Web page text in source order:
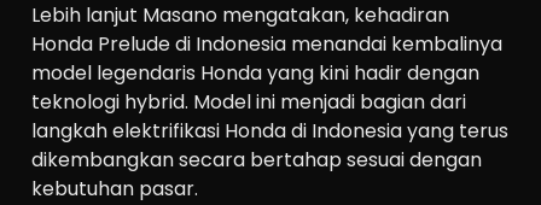
Lebih lanjut Masano mengatakan, kehadiran
Honda Prelude di Indonesia menandai kembalinya
model legendaris Honda yang kini hadir dengan
teknologi hybrid. Model ini menjadi bagian dari
langkah elektrifikasi Honda di Indonesia yang terus
dikembangkan secara bertahap sesuai dengan
kebutuhan pasar.